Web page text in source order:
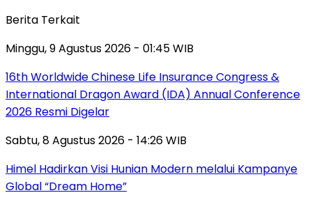
Berita Terkait
Minggu, 9 Agustus 2026 - 01:45 WIB
16th Worldwide Chinese Life Insurance Congress &
International Dragon Award (IDA) Annual Conference
2026 Resmi Digelar
Sabtu, 8 Agustus 2026 - 14:26 WIB
Himel Hadirkan Visi Hunian Modern melalui Kampanye
Global “Dream Home”